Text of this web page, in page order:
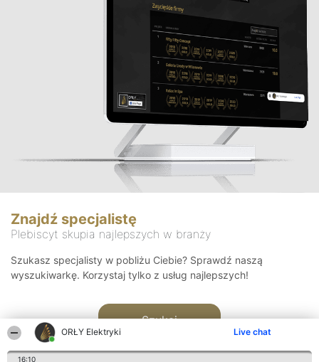
ORŁY Elektryki Live chat
16:10
Znajdź specjalistę
Plebiscyt skupia najlepszych w branży
Szukasz specjalisty w pobliżu Ciebie? Sprawdź naszą
wyszukiwarkę. Korzystaj tylko z usług najlepszych!
Szukaj